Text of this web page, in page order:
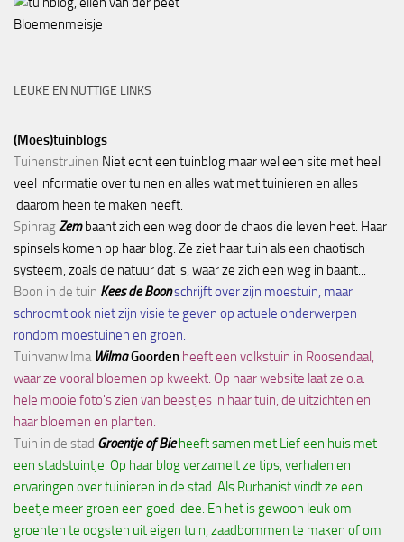
Bloemenmeisje
LEUKE EN NUTTIGE LINKS
(Moes)tuinblogs
Tuinenstruinen Niet echt een tuinblog maar wel een site met heel
veel informatie over tuinen en alles wat met tuinieren en alles
daarom heen te maken heeft.
SpinragZem baant zich een weg door de chaos die leven heet. Haar
spinsels komen op haar blog. Ze ziet haar tuin als een chaotisch
systeem, zoals de natuur dat is, waar ze zich een weg in baant...
Boon in de tuin Kees de Boonschrijft over zijn moestuin, maar
schroomt ook niet zijn visie te geven op actuele onderwerpen
rondom moestuinen en groen.
Tuinvanwilma WilmaGoorden heeft een volkstuin in Roosendaal,
waar ze vooral bloemen op kweekt. Op haar website laat ze o.a.
hele mooie foto's zien van beestjes in haar tuin, de uitzichten en
haar bloemen en planten.
Tuin in de stad Groentje of Bie heeft samen met Lief een huis met
een stadstuintje. Op haar blog verzamelt ze tips, verhalen en
ervaringen over tuinieren in de stad. Als Rurbanist vindt ze een
beetje meer groen een goed idee. En het is gewoon leuk om
groenten te oogsten uit eigen tuin, zaadbommen te maken of om